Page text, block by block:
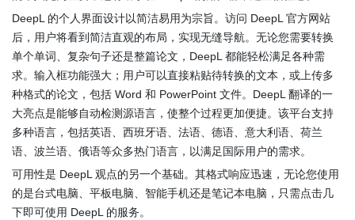
DeepL 的个人界面设计以简洁易用为宗旨。访问 DeepL 官方网站
后，用户将看到简洁直观的布局，实现无缝导航。无论您需要转换
单个单词、复杂句子还是整篇论文，DeepL 都能轻松满足各种需
求。输入框功能强大；用户可以直接粘贴待转换的文本，或上传多
种格式的论文，包括 Word 和 PowerPoint 文件。DeepL 翻译的一
大亮点是能够自动检测源语言，使整个过程更加便捷。该平台支持
多种语言，包括英语、西班牙语、法语、德语、意大利语、荷兰
语、波兰语、俄语等众多热门语言，以满足国际用户的需求。
可用性是 DeepL 观点的另一个基础。其格式响应迅速，无论您使用
的是台式电脑、平板电脑、智能手机还是笔记本电脑，只需点击几
下即可使用 DeepL 的服务。